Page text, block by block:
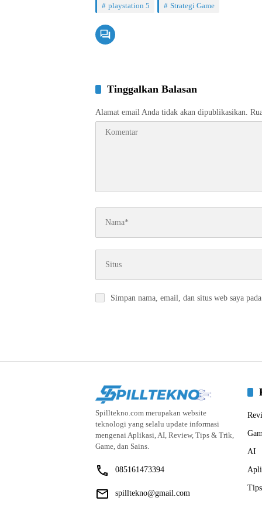
playstation 5
Strategi Game
Tinggalkan Balasan
Alamat email Anda tidak akan dipublikasikan.
Simpan nama, email, dan situs web saya
Spilltekno.com merupakan website
teknologi yang selalu update informasi
mengenai Aplikasi, AI, Review, Tips & Trik,
Game, dan Sains.
085161473394
spilltekno@gmail.com
AI
Tips